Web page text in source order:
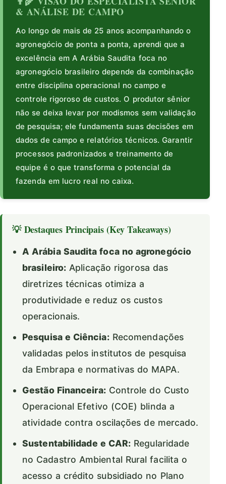
& ANÁLISE DE CAMPO
Ao longo de mais de 25 anos acompanhando o
agronegócio de ponta a ponta, aprendi que a
excelência em A Arábia Saudita foca no
agronegócio brasileiro depende da combinação
entre disciplina operacional no campo e
controle rigoroso de custos. O produtor sênior
não se deixa levar por modismos sem validação
de pesquisa; ele fundamenta suas decisões em
dados de campo e relatórios técnicos. Garantir
processos padronizados e treinamento de
equipe é o que transforma o potencial da
fazenda em lucro real no caixa.
💡 Destaques Principais (Key Takeaways)
A Arábia Saudita foca no agronegócio
brasileiro: Aplicação rigorosa das
diretrizes técnicas otimiza a
produtividade e reduz os custos
operacionais.
Pesquisa e Ciência:Recomendações
validadas pelos institutos de pesquisa
da Embrapa e normativas do MAPA.
Gestão Financeira:Controle do Custo
Operacional Efetivo (COE) blinda a
atividade contra oscilações de mercado.
Sustentabilidade e CAR: Regularidade
no Cadastro Ambiental Rural facilita o
acesso a crédito subsidiado no Plano